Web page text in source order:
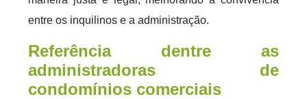
entre os inquilinos e a administração.
Referência dentre as
administradoras de
condomínios comerciais